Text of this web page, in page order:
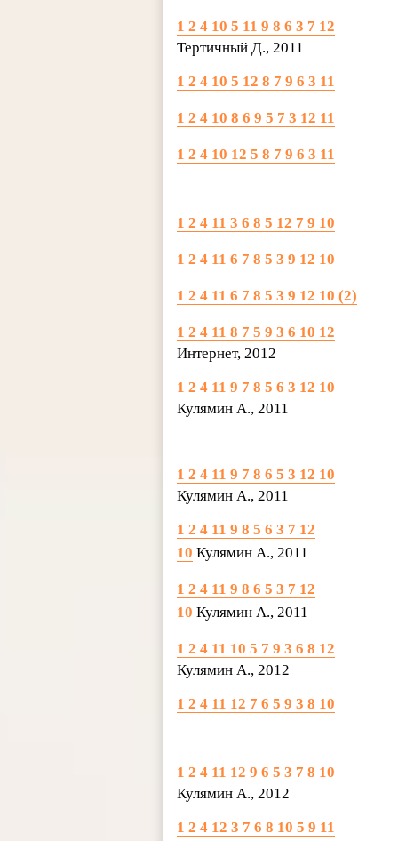
1 2 4 10 5 11 9 8 6 3 7 12
Тертичный Д., 2011
1 2 4 10 5 12 8 7 9 6 3 11
1 2 4 10 8 6 9 5 7 3 12 11
1 2 4 10 12 5 8 7 9 6 3 11
1 2 4 11 3 6 8 5 12 7 9 10
1 2 4 11 6 7 8 5 3 9 12 10
1 2 4 11 6 7 8 5 3 9 12 10 (2)
1 2 4 11 8 7 5 9 3 6 10 12
Интернет, 2012
1 2 4 11 9 7 8 5 6 3 12 10
Кулямин А., 2011
1 2 4 11 9 7 8 6 5 3 12 10
Кулямин А., 2011
1 2 4 11 9 8 5 6 3 7 12
10 Кулямин А., 2011
1 2 4 11 9 8 6 5 3 7 12
10 Кулямин А., 2011
1 2 4 11 10 5 7 9 3 6 8 12
Кулямин А., 2012
1 2 4 11 12 7 6 5 9 3 8 10
1 2 4 11 12 9 6 5 3 7 8 10
Кулямин А., 2012
1 2 4 12 3 7 6 8 10 5 9 11